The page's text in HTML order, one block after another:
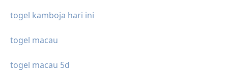
togel kamboja hari ini
togel macau
togel macau 5d